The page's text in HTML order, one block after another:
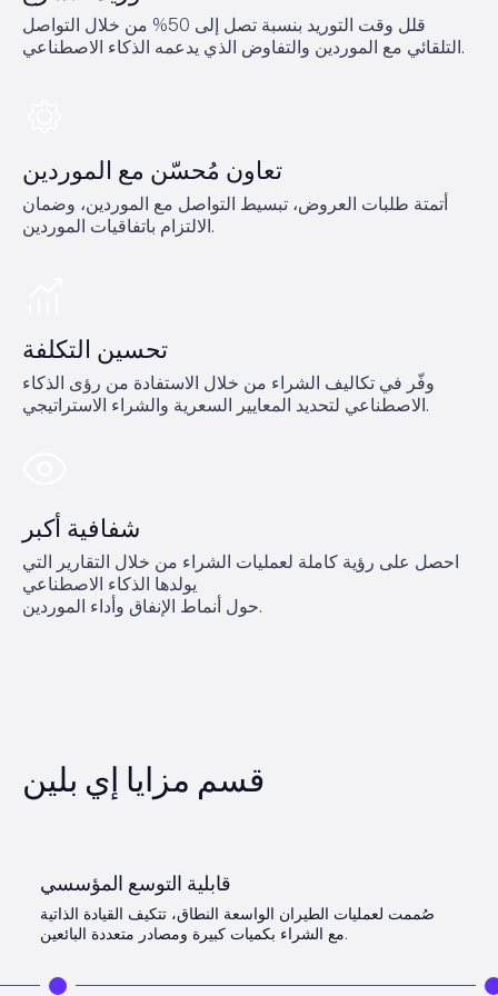
قلل وقت التوريد بنسبة تصل إلى 50% من خلال التواصل
التلقائي مع الموردين والتفاوض الذي يدعمه الذكاء الاصطناعي.
تعاون مُحسّن مع الموردين
أتمتة طلبات العروض، تبسيط التواصل مع الموردين، وضمان
الالتزام باتفاقيات الموردين.
تحسين التكلفة
وفّر في تكاليف الشراء من خلال الاستفادة من رؤى الذكاء
الاصطناعي لتحديد المعايير السعرية والشراء الاستراتيجي.
شفافية أكبر
احصل على رؤية كاملة لعمليات الشراء من خلال التقارير التي
يولدها الذكاء الاصطناعي
حول أنماط الإنفاق وأداء الموردين.
قسم مزايا إي بلين
قابلية التوسع المؤسسي
صُممت لعمليات الطيران الواسعة النطاق، تتكيف القيادة الذاتية
مع الشراء بكميات كبيرة ومصادر متعددة البائعين.